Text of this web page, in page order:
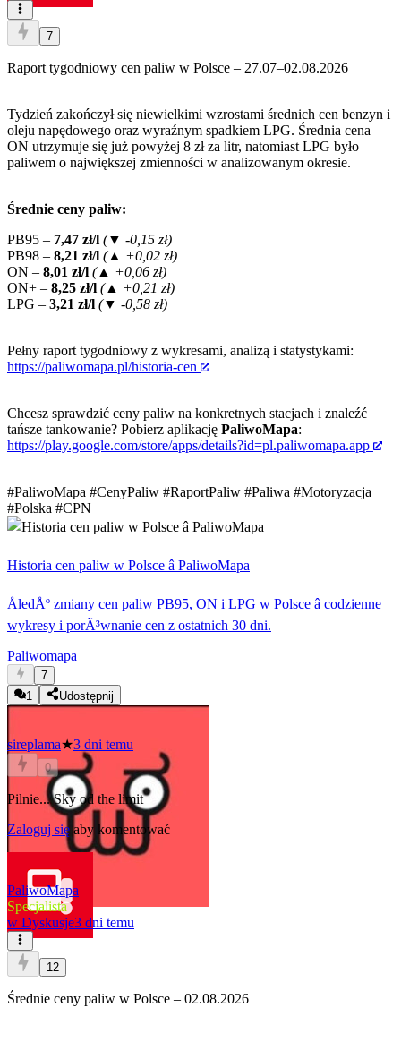
7
Raport tygodniowy cen paliw w Polsce – 27.07–02.08.2026
Tydzień zakończył się niewielkimi wzrostami średnich cen benzyn i
oleju napędowego oraz wyraźnym spadkiem LPG. Średnia cena
ON utrzymuje się już powyżej 8 zł za litr, natomiast LPG było
paliwem o największej zmienności w analizowanym okresie.
Średnie ceny paliw:
PB95 – 7,47 zł/l (▼ -0,15 zł)
PB98 – 8,21 zł/l (▲ +0,02 zł)
ON – 8,01 zł/l (▲ +0,06 zł)
ON+ – 8,25 zł/l (▲ +0,21 zł)
LPG – 3,21 zł/l (▼ -0,58 zł)
Pełny raport tygodniowy z wykresami, analizą i statystykami:
https://paliwomapa.pl/historia-cen
Chcesz sprawdzić ceny paliw na konkretnych stacjach i znaleźć
tańsze tankowanie? Pobierz aplikację PaliwoMapa:
https://play.google.com/store/apps/details?id=pl.paliwomapa.app
#PaliwoMapa #CenyPaliw #RaportPaliw #Paliwa #Motoryzacja
#Polska #CPN
Historia cen paliw w Polsce â PaliwoMapa
ÅledÅº zmiany cen paliw PB95, ON i LPG w Polsce â codzienne
wykresy i porÃ³wnanie cen z ostatnich 30 dni.
Paliwomapa
7
1
Udostępnij
sireplama★3 dni temu
0
Pilnie... Sky od the limit
Zaloguj się aby komentować
PaliwoMapa
Specjalista
w Dyskusje3 dni temu
12
Średnie ceny paliw w Polsce – 02.08.2026